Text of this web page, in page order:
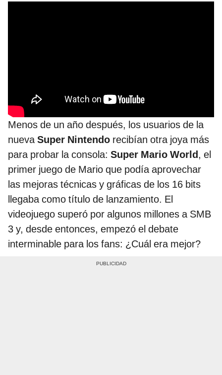
Menos de un año después, los usuarios de la
nuevaSuper Nintendo recibían otra joya más
para probar la consola: Super Mario World, el
primer juego de Mario que podía aprovechar
las mejoras técnicas y gráficas de los 16 bits
llegaba como título de lanzamiento. El
videojuego superó por algunos millones a SMB
3 y, desde entonces, empezó el debate
interminable para los fans: ¿Cuál era mejor?